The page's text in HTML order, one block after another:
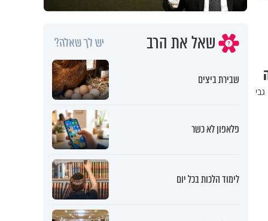
שאל את הרב יש לך שאלה?
שבירת ביצים
פלאפון לא כשר
לימוד הלכות בכל יום